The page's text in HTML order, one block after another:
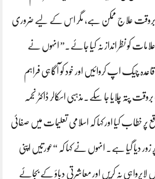
کا بروقت علاج ممکن ہے، مگر اس کے لیے ضروری
کو نظر انداز نہ کیا جائے۔” انہوں نے
باقاعدہ چیک اپ کروائیں اور خود کو آگاہی فراہم
پتہ چلایا جا سکے۔مذہبی اسکالر ڈاکٹر نجمہ
خطاب کیا اور کہا کہ اسلامی تعلیمات میں صفائی
دیا گیا ہے۔ انہوں نے کہا کہ “عورتیں اپنی
نہ کریں اور معاشرتی دباؤ کے بجائے